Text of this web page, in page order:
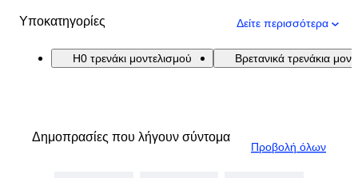
Υποκατηγορίες Δείτε περισσότερα
H0 τρενάκι μοντελισμού Βρετανικά τρενάκια
Δημοπρασίες που λήγουν σύντομα
Προβολή όλων